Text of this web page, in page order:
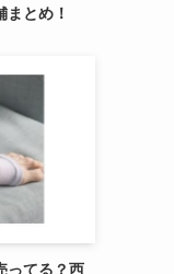
とめ！
ってる？西